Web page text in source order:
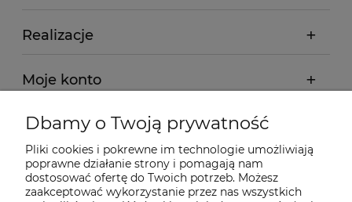
Realizacje
Moje konto
Regulamin
Dostawa - realizacja
Dbamy o Twoją prywatność
Pliki cookies i pokrewne im technologie umożliwiają
poprawne działanie strony i pomagają nam
dostosować ofertę do Twoich potrzeb. Możesz
zaakceptować wykorzystanie przez nas wszystkich